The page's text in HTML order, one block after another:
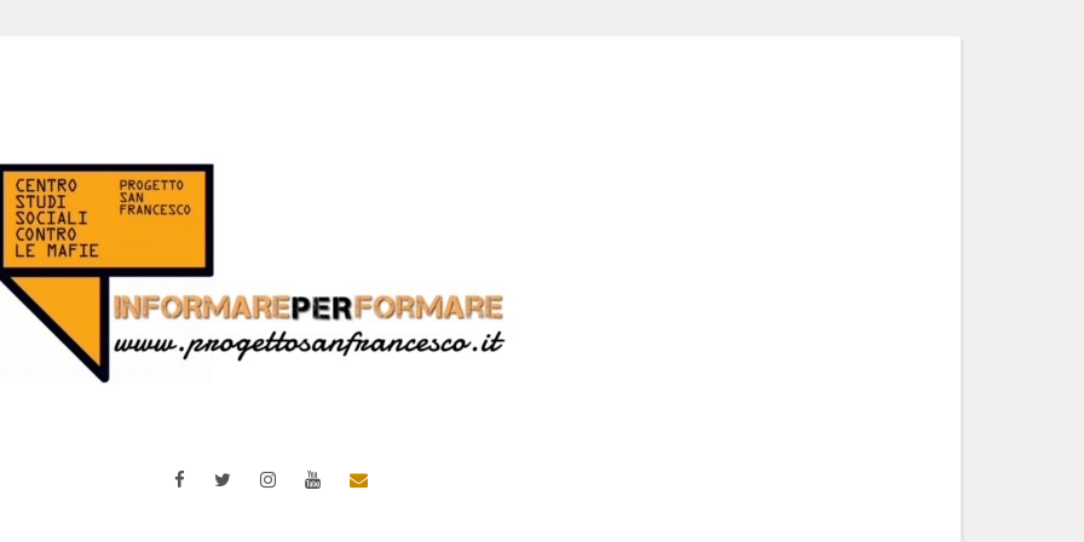
FacebookTwitterInstagramYouTubeEmail